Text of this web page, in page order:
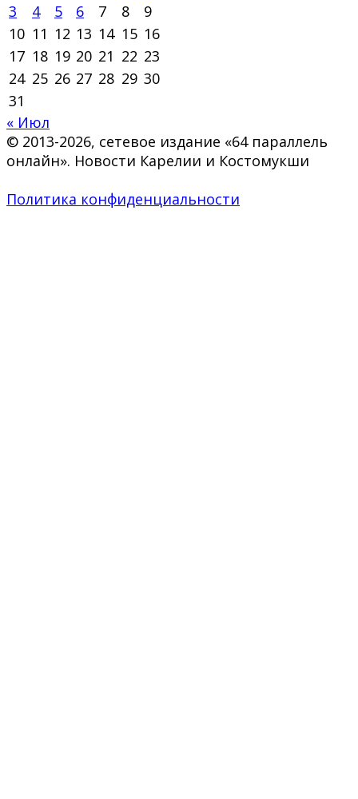
3
4 5 6 7 8
9
10 11 12 13 14 15 16
17 18 19 20 21 22 23
24 25 26 27 28 29 30
31
« Июл
© 2013-2026, сетевое издание «64 параллель
онлайн». Новости Карелии и Костомукши
Политика конфиденциальности